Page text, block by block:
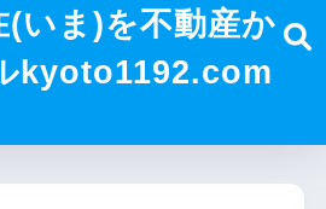
(いま)を不動産か
kyoto1192.com